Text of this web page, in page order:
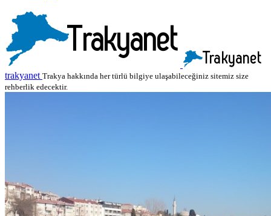
trakyanet Trakya hakkında her türlü bilgiye ulaşabileceğiniz sitemiz size
rehberlik edecektir.